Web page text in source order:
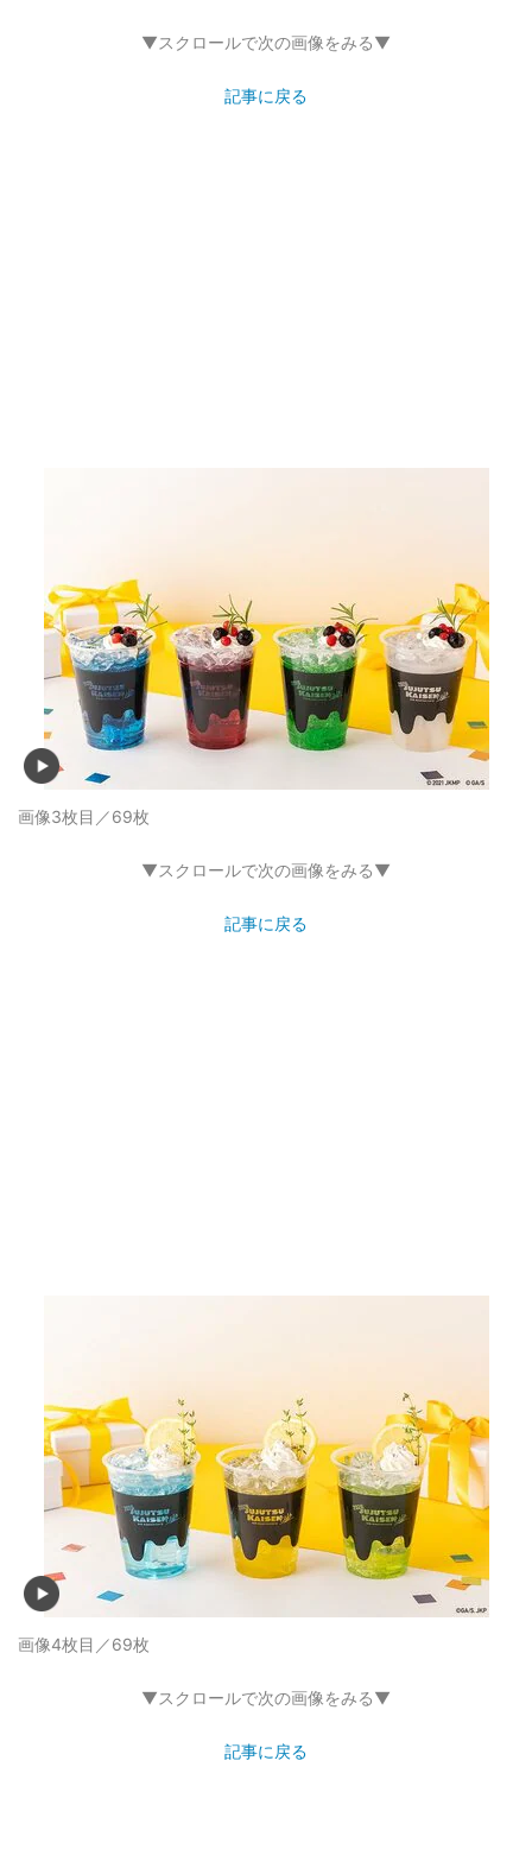
▼スクロールで次の画像をみる▼
記事に戻る
画像3枚目／69枚
▼スクロールで次の画像をみる▼
記事に戻る
画像4枚目／69枚
▼スクロールで次の画像をみる▼
記事に戻る